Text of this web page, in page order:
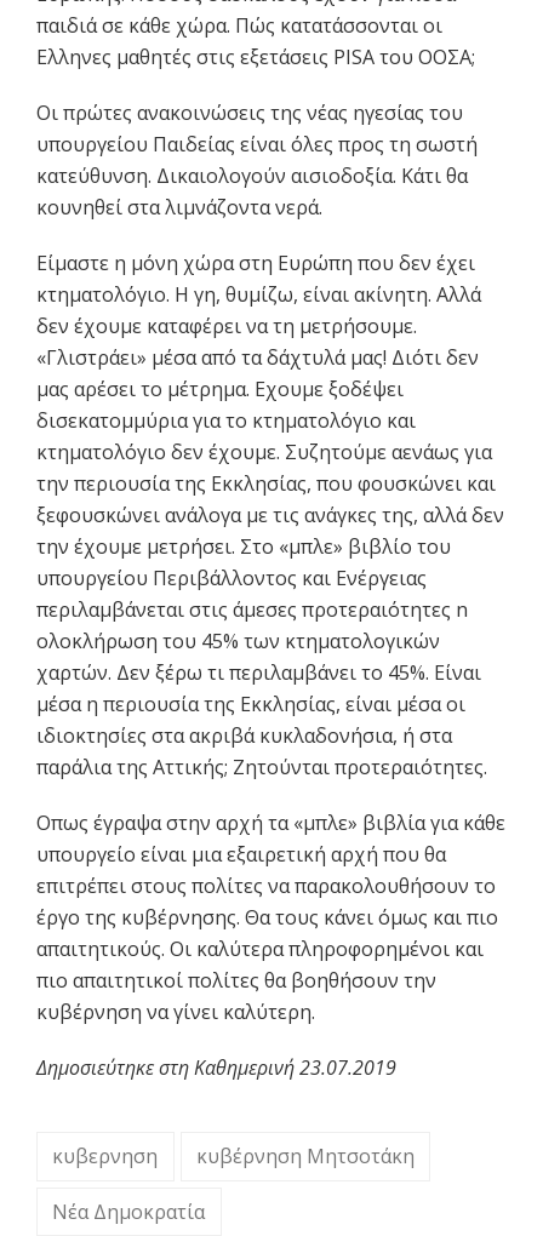
παιδιά σε κάθε χώρα. Πώς κατατάσσονται οι
Ελληνες μαθητές στις εξετάσεις PISA του ΟΟΣΑ;
Οι πρώτες ανακοινώσεις της νέας ηγεσίας του
υπουργείου Παιδείας είναι όλες προς τη σωστή
κατεύθυνση. Δικαιολογούν αισιοδοξία. Κάτι θα
κουνηθεί στα λιμνάζοντα νερά.
Είμαστε η μόνη χώρα στη Ευρώπη που δεν έχει
κτηματολόγιο. Η γη, θυμίζω, είναι ακίνητη. Αλλά
δεν έχουμε καταφέρει να τη μετρήσουμε.
«Γλιστράει» μέσα από τα δάχτυλά μας! Διότι δεν
μας αρέσει το μέτρημα. Εχουμε ξοδέψει
δισεκατομμύρια για το κτηματολόγιο και
κτηματολόγιο δεν έχουμε. Συζητούμε αενάως για
την περιουσία της Εκκλησίας, που φουσκώνει και
ξεφουσκώνει ανάλογα με τις ανάγκες της, αλλά δεν
την έχουμε μετρήσει. Στο «μπλε» βιβλίο του
υπουργείου Περιβάλλοντος και Ενέργειας
περιλαμβάνεται στις άμεσες προτεραιότητες n
ολοκλήρωση του 45% των κτηματολογικών
χαρτών. Δεν ξέρω τι περιλαμβάνει το 45%. Είναι
μέσα η περιουσία της Εκκλησίας, είναι μέσα οι
ιδιοκτησίες στα ακριβά κυκλαδονήσια, ή στα
παράλια της Αττικής; Ζητούνται προτεραιότητες.
Οπως έγραψα στην αρχή τα «μπλε» βιβλία για κάθε
υπουργείο είναι μια εξαιρετική αρχή που θα
επιτρέπει στους πολίτες να παρακολουθήσουν το
έργο της κυβέρνησης. Θα τους κάνει όμως και πιο
απαιτητικούς. Οι καλύτερα πληροφορημένοι και
πιο απαιτητικοί πολίτες θα βοηθήσουν την
κυβέρνηση να γίνει καλύτερη.
Δημοσιεύτηκε στη Καθημερινή 23.07.2019
κυβερνηση κυβέρνηση Μητσοτάκη
Νέα Δημοκρατία